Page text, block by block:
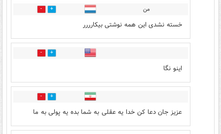
من 0
خسته نشدی این همه نوشتی بیکارررر
0
اینو نگا
1
عزیز جان دعا کن خدا یه عقلی به شما بده یه پولی به ما